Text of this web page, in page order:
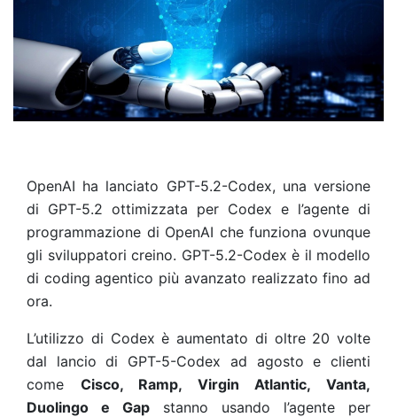
OpenAI ha lanciato GPT-5.2-Codex, una versione
di GPT-5.2 ottimizzata per Codex e l’agente di
programmazione di OpenAI che funziona ovunque
gli sviluppatori creino. GPT-5.2-Codex è il modello
di coding agentico più avanzato realizzato fino ad
ora.
L’utilizzo di Codex è aumentato di oltre 20 volte
dal lancio di GPT-5-Codex ad agosto e clienti
come Cisco, Ramp, Virgin Atlantic, Vanta,
Duolingo e Gap stanno usando l’agente per